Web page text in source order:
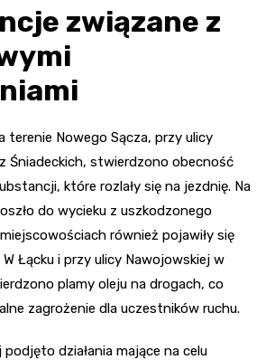
związane z
terenie Nowego Sącza, przy ulicy
Śniadeckich, stwierdzono obecność
które rozlały się na jezdnię. Na
do wycieku z uszkodzonego
również pojawiły się
Łącku i przy ulicy Nawojowskiej w
plamy oleju na drogach, co
zagrożenie dla uczestników ruchu.
działania mające na celu